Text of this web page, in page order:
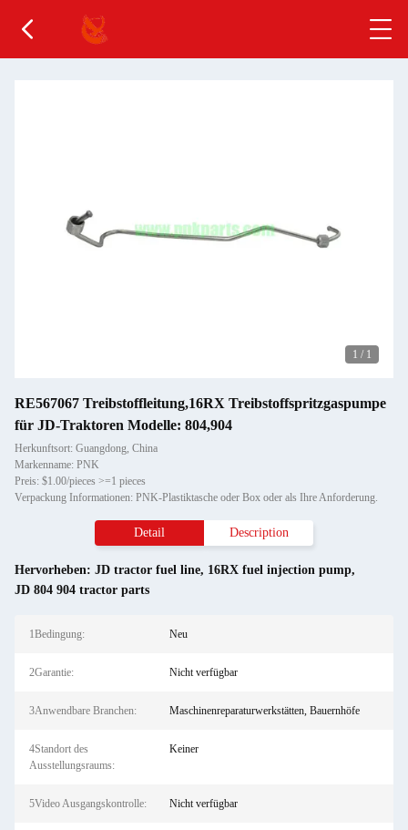
1 / 1
RE567067 Treibstoffleitung,16RX Treibstoffspritzgaspumpe
für JD-Traktoren Modelle: 804,904
Herkunftsort: Guangdong, China
Markenname: PNK
Preis: $1.00/pieces >=1 pieces
Verpackung Informationen: PNK-Plastiktasche oder Box oder als Ihre Anforderung.
Detail Description
Hervorheben: JD tractor fuel line, 16RX fuel injection pump,
JD 804 904 tractor parts
1Bedingung: Neu
2Garantie: Nicht verfügbar
3Anwendbare Branchen: Maschinenreparaturwerkstätten, Bauernhöfe
4Standort des
Ausstellungsraums:
Keiner
5Video Ausgangskontrolle: Nicht verfügbar